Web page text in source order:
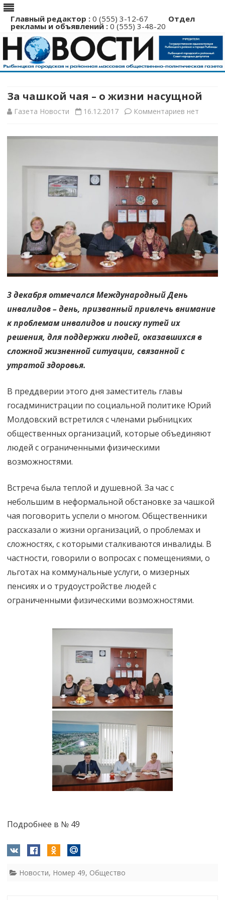
Главный редактор : 0 (555) 3-12-67 Отдел
рекламы и объявлений : 0 (555) 3-48-20
Перейти
За чашкой чая – о жизни насущной
Газета Новости 16.12.2017 Комментариев к
о
жизни
насущной
нет
3 декабря отмечался Международный День
инвалидов – день, призванный привлечь внимание
к проблемам инвалидов и поиску путей их
решения, для поддержки людей, оказавшихся в
сложной жизненной ситуации, связанной с
утратой здоровья.
В преддверии этого дня заместитель главы
госадминистрации по социальной политике Юрий
Молдовский встретился с членами рыбницких
общественных организаций, которые объединяют
людей с ограниченными физическими
возможностями.
Встреча была теплой и душевной. За час с
небольшим в неформальной обстановке за чашкой
чая поговорить успели о многом. Общественники
рассказали о жизни организаций, о проблемах и
сложностях, с которыми сталкиваются инвалиды. В
частности, говорили о вопросах с помещениями, о
льготах на коммунальные услуги, о мизерных
пенсиях и о трудоустройстве людей с
ограниченными физическими возможностями.
Подробнее в № 49
Новости, Номер 49, Общество